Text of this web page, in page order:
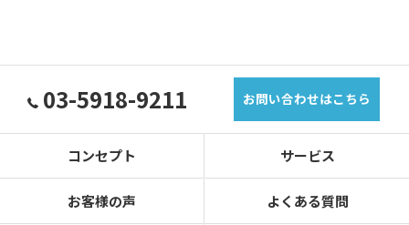
03-5918-9211 お問い合わせはこちら
コンセプト サービス
お客様の声 よくある質問